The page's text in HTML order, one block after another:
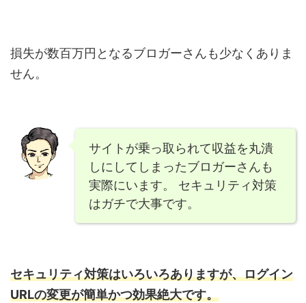
損失が数百万円となるブロガーさんも少なくありま
せん。
サイトが乗っ取られて収益を丸潰
しにしてしまったブロガーさんも
実際にいます。 セキュリティ対策
はガチで大事です。
セキュリティ対策はいろいろありますが、ログイン
URLの変更が簡単かつ効果絶大です。